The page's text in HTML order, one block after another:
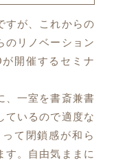
すが、これからの
のリノベーション
開催するセミナ
、一室を書斎兼書
ているので適度な
て閉鎖感が和ら
す。自由気ままに